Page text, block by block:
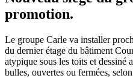
promotion.
Le groupe Carle va installer
du dernier étage du bâtiment
atypique sous les toits et dessiné
bulles, ouvertes ou fermées,